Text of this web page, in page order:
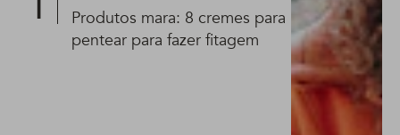
Produtos mara: 8 cremes para
pentear para fazer fitagem